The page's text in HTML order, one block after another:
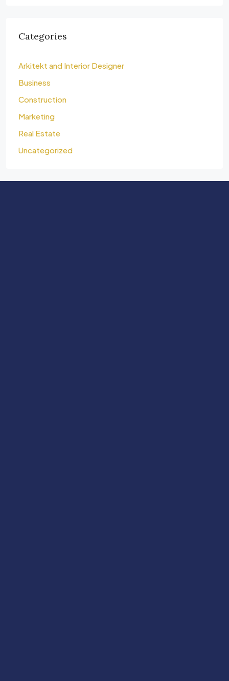
Categories
Arkitekt and Interior Designer
Business
Construction
Marketing
Real Estate
Uncategorized